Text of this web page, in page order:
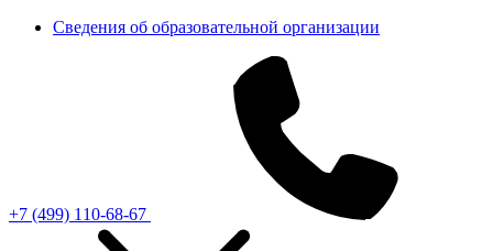
Сведения об образовательной организации
+7 (499) 110-68-67